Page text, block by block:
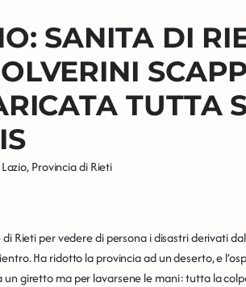
SANITA DI
TUTTA
,Provincia di Rieti
Rieti per vedere di persona i disastri derivati
Ha ridotto la provincia ad un deserto, e
giretto ma per lavarsene le mani: tutta la